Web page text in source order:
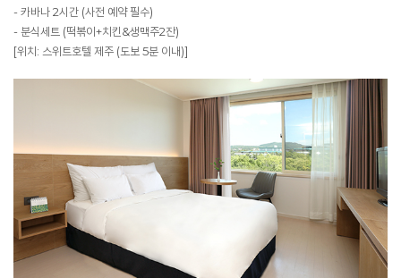
- 카바나 2시간 (사전 예약 필수)
- 분식세트 (떡볶이+치킨&생맥주2잔)
[위치: 스위트호텔 제주 (도보 5분 이내)]